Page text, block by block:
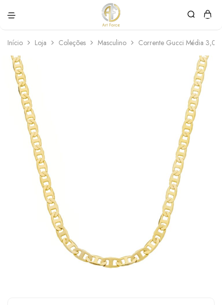
Force
personalizadas
Início Loja Coleções Masculino Corrente Gucci Média